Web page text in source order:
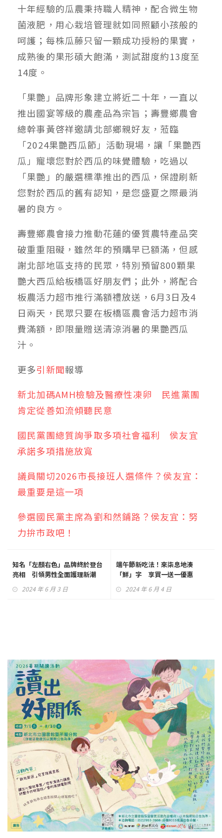
十年經驗的瓜農秉持職人精神，配合微生物
菌液肥，用心栽培管理就如同照顧小孩般的
呵護；每株瓜藤只留一顆成功授粉的果實，
成熟後的果形碩大飽滿，測試甜度約13度至
14度。
「果艷」品牌形象建立將近二十年，一直以
推出國宴等級的農產品為宗旨；壽豐鄉農會
總幹事黃啓祥邀請北部鄉親好友，蒞臨
「2024果艷西瓜節」活動現場，讓「果艷西
瓜」寵壞您對於西瓜的味覺體驗，吃過以
「果艷」的嚴選標準推出的西瓜，保證刷新
您對於西瓜的舊有認知，是您盛夏之際最消
暑的良方。
壽豐鄉農會接力推動花蓮的優質農特產品突
破重重阻礙，雖然年的預購早已額滿，但感
謝北部地區支持的民眾，特別預留800顆果
艷大西瓜給板橋區好朋友們；此外，將配合
板農活力超市推行滿額禮放送，6月3日及4
日兩天，民眾只要在板橋區農會活力超市消
費滿額，即限量贈送清涼消暑的果艷西瓜
汁。
更多引新聞報導
新北加碼AMH檢驗及醫療性凍卵 民進黨團
肯定從善如流傾聽民意
國民黨團總質詢爭取多項社會福利 侯友宜
承諾多項措施放寬
議員關切2026市長接班人選條件？侯友宜：
最重要是這一項
參選國民黨主席為劉和然鋪路？侯友宜：努
力拚市政吧！
知名「左顏右色」品牌終於登台
亮相 引領男性全面護理新潮
2024 年 6 月 3 日
端午節新吃法！來柒息地湊
「鮮」字 享買一送一優惠
2024 年 6 月 4 日